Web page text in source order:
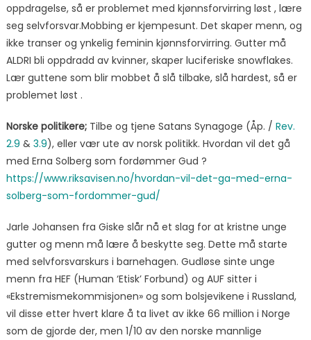
oppdragelse, så er problemet med kjønnsforvirring løst , lære
seg selvforsvar.Mobbing er kjempesunt. Det skaper menn, og
ikke transer og ynkelig feminin kjønnsforvirring. Gutter må
ALDRI bli oppdradd av kvinner, skaper luciferiske snowflakes.
Lær guttene som blir mobbet å slå tilbake, slå hardest, så er
problemet løst .
Norske politikere;Tilbe og tjene Satans Synagoge (Åp. / Rev.
2.9 & 3.9), eller vær ute av norsk politikk. Hvordan vil det gå
med Erna Solberg som fordømmer Gud ?
https://www.riksavisen.no/hvordan-vil-det-ga-med-erna-
solberg-som-fordommer-gud/
Jarle Johansen fra Giske slår nå et slag for at kristne unge
gutter og menn må lære å beskytte seg. Dette må starte
med selvforsvarskurs i barnehagen. Gudløse sinte unge
menn fra HEF (Human ‘Etisk’ Forbund) og AUF sitter i
«Ekstremismekommisjonen» og som bolsjevikene i Russland,
vil disse etter hvert klare å ta livet av ikke 66 million i Norge
som de gjorde der, men 1/10 av den norske mannlige